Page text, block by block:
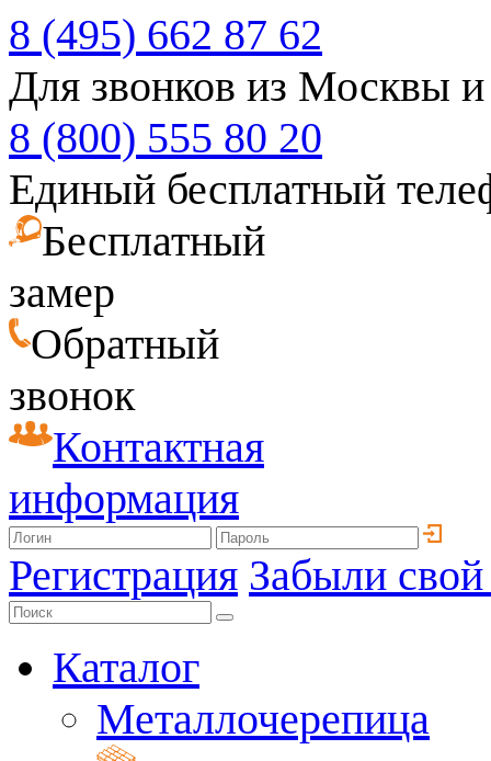
8 (495) 662 87 62
Для звонков из Москвы
8 (800) 555 80 20
Единый бесплатный
Бесплатный
замер
Обратный
звонок
Контактная
информация
Регистрация Забыли
Каталог
Металлочерепица